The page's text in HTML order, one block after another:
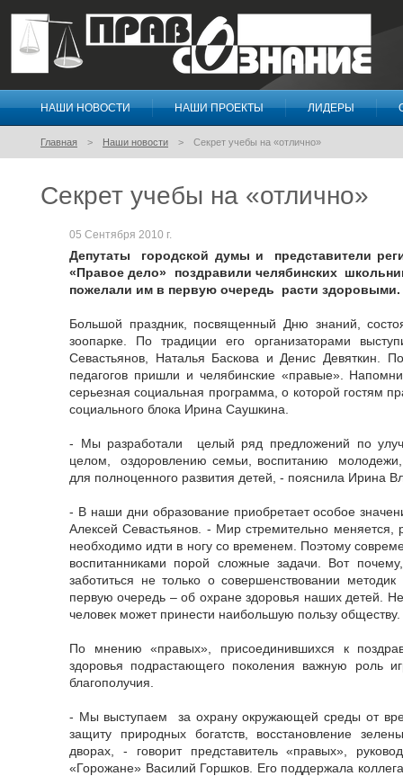
Правосознание
НАШИ НОВОСТИ НАШИ ПРОЕКТЫ ЛИДЕРЫ
Главная Наши новости Секрет учебы на «отлично»
Секрет учебы на «отлично»
05 Сентября 2010 г.
Депутаты городской думы и представители
«Правое дело» поздравили челябинских
пожелали им в первую очередь расти здоровыми.
Большой праздник, посвященный Дню знаний,
зоопарке. По традиции его организаторами
Севастьянов, Наталья Баскова и Денис Девяткин.
педагогов пришли и челябинские «правые».
серьезная социальная программа, о которой гостям
социального блока Ирина Саушкина.
- Мы разработали целый ряд предложений по
целом, оздоровлению семьи, воспитанию
для полноценного развития детей, - пояснила Ирина
- В наши дни образование приобретает особое
Алексей Севастьянов. - Мир стремительно меняется,
необходимо идти в ногу со временем. Поэтому
воспитанниками порой сложные задачи. Вот
заботиться не только о совершенствовании
первую очередь – об охране здоровья наших детей.
человек может принести наибольшую пользу обществу.
По мнению «правых», присоединившихся к
здоровья подрастающего поколения важную роль
благополучия.
- Мы выступаем за охрану окружающей среды от
защиту природных богатств, восстановление
дворах, - говорит представитель «правых»,
«Горожане» Василий Горшков. Его поддержала